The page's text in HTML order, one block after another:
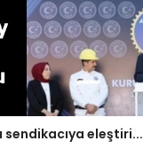
sendikacıya eleştiri...